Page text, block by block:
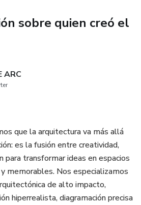
y diagramación 🎨 – Espacios
imágenes impactantes y gráficos
📊 – Representaciones
una fácil comprensión por parte del
y digital 💻📂 – Versiones
livianos para envío rápido.
sobre quien creó el
ARC
que la arquitectura va más allá
es la fusión entre creatividad,
para transformar ideas en espacios
memorables. Nos especializamos
de alto impacto,
hiperrealista, diagramación precisa